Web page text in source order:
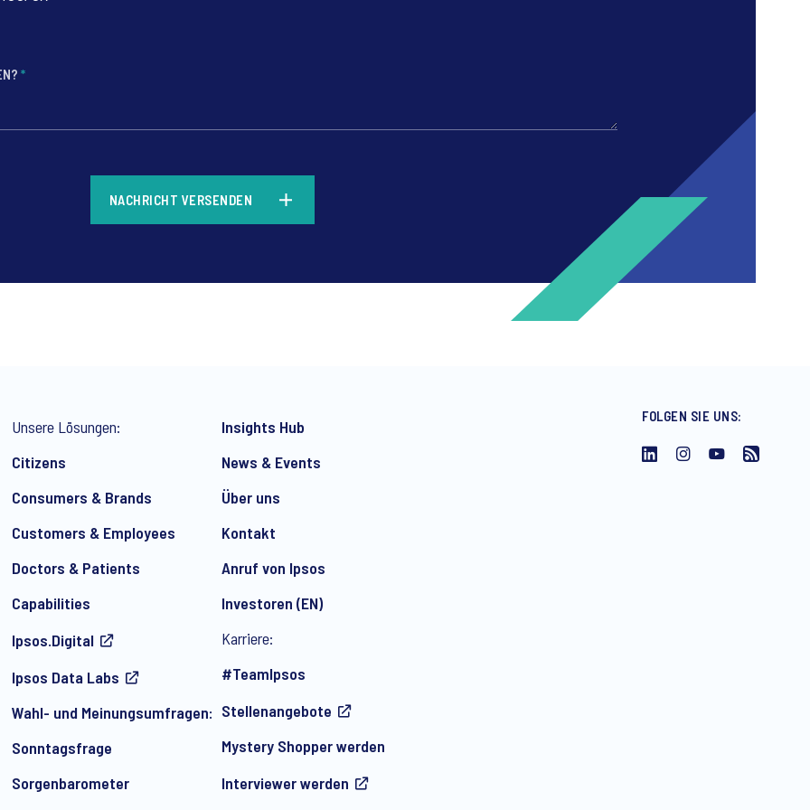
*
per E-Mail Marketingmitteilungen über Produkte und Dienstleistungen sowie Einladungen
und Artikeln von Ipsos zu erhalten. Sie können Ihre Zustimmung jederzeit mit Wirkung für die
NACHRICHT VERSENDEN
Unsere Lösungen:
Citizens
Consumers & Brands
Customers & Employees
Doctors & Patients
Capabilities
Ipsos.Digital
Ipsos Data Labs
Wahl- und Meinungsumfragen:
Sonntagsfrage
Sorgenbarometer
Insights Hub
News & Events
Über uns
Kontakt
Anruf von Ipsos
Investoren (EN)
Karriere:
#TeamIpsos
Stellenangebote
Mystery Shopper werden
Interviewer werden
FOLGEN SIE UNS: